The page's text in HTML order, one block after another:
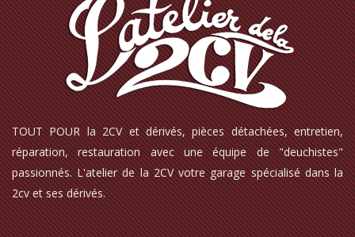
TOUT POUR la 2CV et dérivés, pièces détachées, entretien,
réparation, restauration avec une équipe de "deuchistes"
passionnés. L'atelier de la 2CV votre garage spécialisé dans la
2cv et ses dérivés.